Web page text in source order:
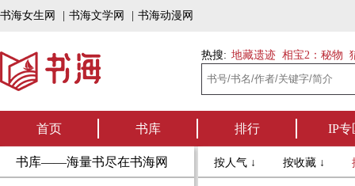
书海女生网 书海文学网 书海动漫网
热搜: 地藏遗迹 相宝2：秘物
首页 书库 排行 IP专
书库——海量书尽在书海网 按人气 ↓ 按收藏 ↓